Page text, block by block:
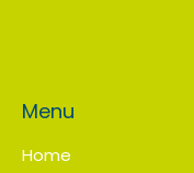
Menu
Home